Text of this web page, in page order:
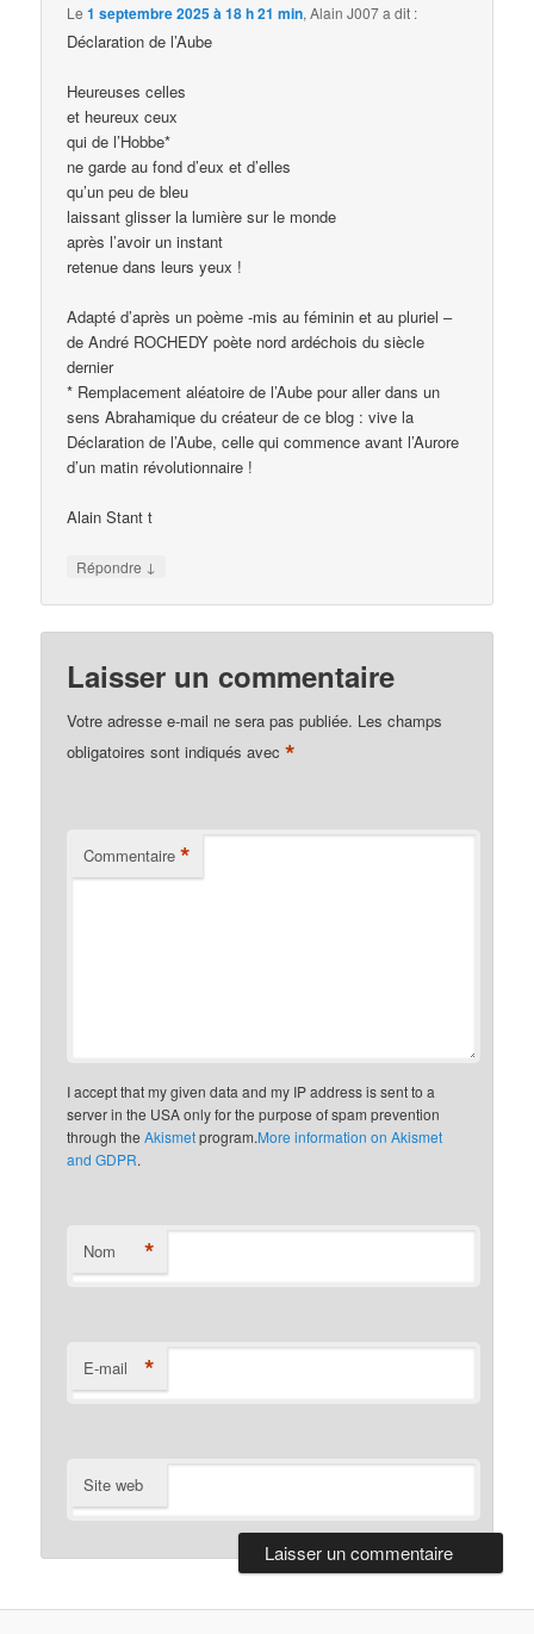
Le1 septembre 2025 à 18 h 21 min,Alain J007a dit :
Déclaration de l’Aube
Heureuses celles
et heureux ceux
qui de l’Hobbe*
ne garde au fond d’eux et d’elles
qu’un peu de bleu
laissant glisser la lumière sur le monde
après l’avoir un instant
retenue dans leurs yeux !
Adapté d’après un poème -mis au féminin et au pluriel –
de André ROCHEDY poète nord ardéchois du siècle
dernier
* Remplacement aléatoire de l’Aube pour aller dans un
sens Abrahamique du créateur de ce blog : vive la
Déclaration de l’Aube, celle qui commence avant l’Aurore
d’un matin révolutionnaire !
Alain Stant t
Répondre ↓
Laisser un commentaire
Votre adresse e-mail ne sera pas publiée. Les champs
obligatoires sont indiqués avec*
Commentaire *
I accept that my given data and my IP address is sent to a
server in the USA only for the purpose of spam prevention
through theAkismetprogram.More information on Akismet
and GDPR.
Nom *
E-mail *
Site web